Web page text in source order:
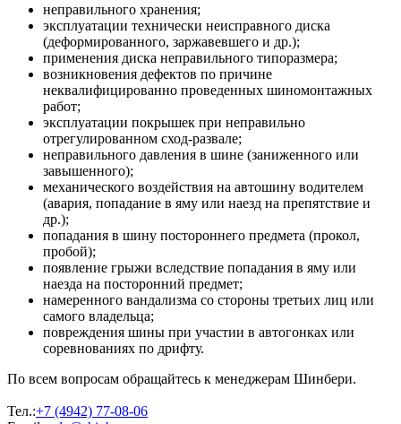
неправильного хранения;
эксплуатации технически неисправного диска
(деформированного, заржавевшего и др.);
применения диска неправильного типоразмера;
возникновения дефектов по причине
неквалифицированно проведенных шиномонтажных
работ;
эксплуатации покрышек при неправильно
отрегулированном сход-развале;
неправильного давления в шине (заниженного или
завышенного);
механического воздействия на автошину водителем
(авария, попадание в яму или наезд на препятствие и
др.);
попадания в шину постороннего предмета (прокол,
пробой);
появление грыжи вследствие попадания в яму или
наезда на посторонний предмет;
намеренного вандализма со стороны третьих лиц или
самого владельца;
повреждения шины при участии в автогонках или
соревнованиях по дрифту.
По всем вопросам обращайтесь к менеджерам Шинбери.
Тел.:+7 (4942) 77-08-06